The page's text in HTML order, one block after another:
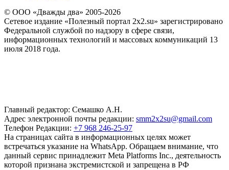
© ООО «Дважды два» 2005-2026
Сетевое издание «Полезный портал 2x2.su» зарегистрировано
Федеральной службой по надзору в сфере связи,
информационных технологий и массовых коммуникаций 13
июля 2018 года.
Главный редактор: Семашко А.Н.
Адрес электронной почты редакции: smm2x2su@gmail.com
Телефон Редакции: +7 968 246-25-97
На страницах сайта в информационных целях может
встречаться указание на WhatsApp. Обращаем внимание, что
данный сервис принадлежит Meta Platforms Inc., деятельность
которой признана экстремистской и запрещена в РФ